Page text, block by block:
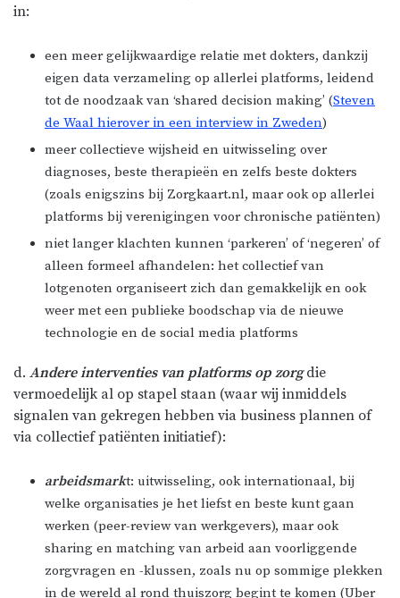
in:
een meer gelijkwaardige relatie met dokters, dankzij
eigen data verzameling op allerlei platforms, leidend
tot de noodzaak van ‘shared decision making’ (Steven
de Waal hierover in een interview in Zweden)
meer collectieve wijsheid en uitwisseling over
diagnoses, beste therapieën en zelfs beste dokters
(zoals enigszins bij Zorgkaart.nl, maar ook op allerlei
platforms bij verenigingen voor chronische patiënten)
niet langer klachten kunnen ‘parkeren’ of ‘negeren’ of
alleen formeel afhandelen: het collectief van
lotgenoten organiseert zich dan gemakkelijk en ook
weer met een publieke boodschap via de nieuwe
technologie en de social media platforms
d. Andere interventies van platforms op zorgdie
vermoedelijk al op stapel staan (waar wij inmiddels
signalen van gekregen hebben via business plannen of
via collectief patiënten initiatief):
arbeidsmarkt: uitwisseling, ook internationaal, bij
welke organisaties je het liefst en beste kunt gaan
werken (peer-review van werkgevers), maar ook
sharing en matching van arbeid aan voorliggende
zorgvragen en -klussen, zoals nu op sommige plekken
in de wereld al rond thuiszorg begint te komen (Uber